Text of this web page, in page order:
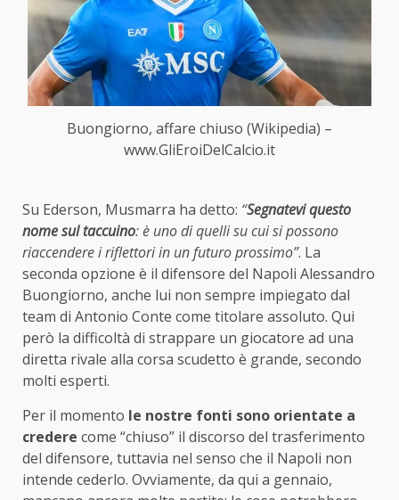
Buongiorno, affare chiuso (Wikipedia) –
www.GliEroiDelCalcio.it
Su Ederson, Musmarra ha detto: “Segnatevi questo
nome sul taccuino: è uno di quelli su cui si possono
riaccendere i riflettori in un futuro prossimo”. La
seconda opzione è il difensore del Napoli Alessandro
Buongiorno, anche lui non sempre impiegato dal
team di Antonio Conte come titolare assoluto. Qui
però la difficoltà di strappare un giocatore ad una
diretta rivale alla corsa scudetto è grande, secondo
molti esperti.
Per il momento le nostre fonti sono orientate a
credere come “chiuso” il discorso del trasferimento
del difensore, tuttavia nel senso che il Napoli non
intende cederlo. Ovviamente, da qui a gennaio,